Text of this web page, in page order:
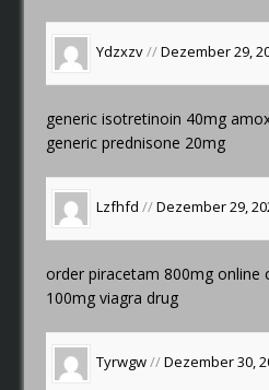
Ydzxzv//Dezember 29,
generic isotretinoin 40mg
generic prednisone 20mg
Lzfhfd //Dezember 29,
order piracetam 800mg online
100mg viagra drug
Tyrwgw//Dezember 30,